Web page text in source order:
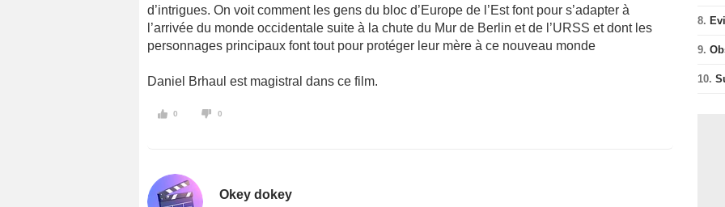
d’intrigues. On voit comment les gens du bloc d’Europe de l’Est font pour s’adapter à
l’arrivée du monde occidentale suite à la chute du Mur de Berlin et de l’URSS et dont les
personnages principaux font tout pour protéger leur mère à ce nouveau monde
Daniel Brhaul est magistral dans ce film.
0 0
Okey dokey
8.
9.
10.